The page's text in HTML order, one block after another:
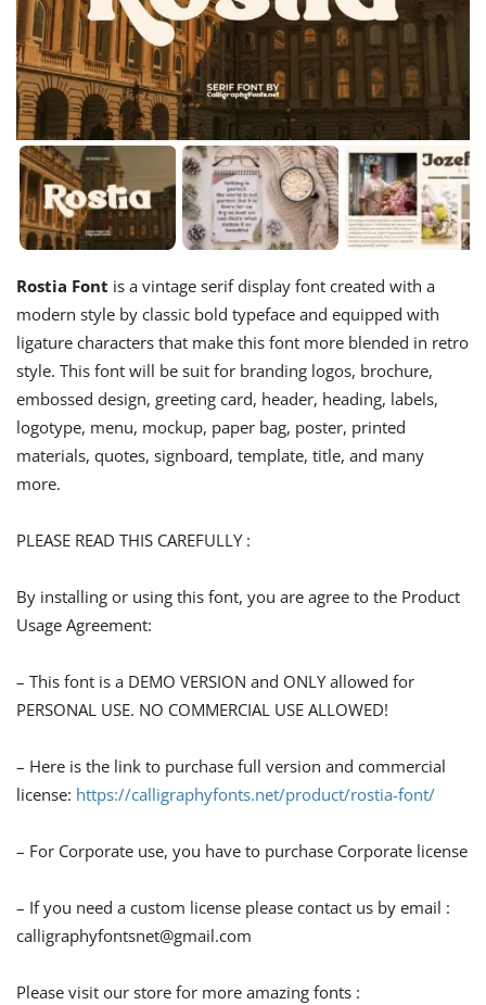
Rostia Font is a vintage serif display font created with a
modern style by classic bold typeface and equipped with
ligature characters that make this font more blended in retro
style. This font will be suit for branding logos, brochure,
embossed design, greeting card, header, heading, labels,
logotype, menu, mockup, paper bag, poster, printed
materials, quotes, signboard, template, title, and many
more.
PLEASE READ THIS CAREFULLY :
By installing or using this font, you are agree to the Product
Usage Agreement:
– This font is a DEMO VERSION and ONLY allowed for
PERSONAL USE. NO COMMERCIAL USE ALLOWED!
– Here is the link to purchase full version and commercial
license: https://calligraphyfonts.net/product/rostia-font/
– For Corporate use, you have to purchase Corporate license
– If you need a custom license please contact us by email :
calligraphyfontsnet@gmail.com
Please visit our store for more amazing fonts :